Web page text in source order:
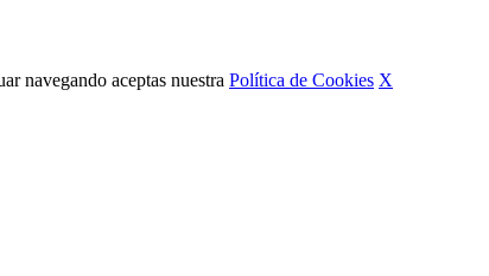
navegando aceptas nuestra Política de Cookies X